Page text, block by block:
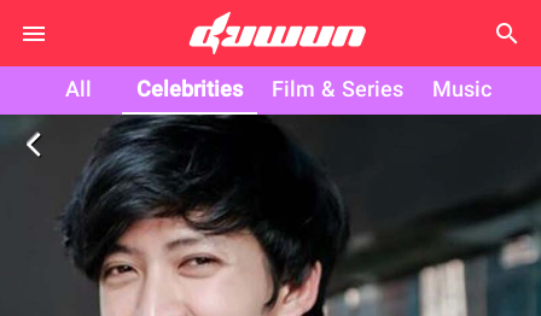
search
All Celebrities Film & Series Music
arrow_back_ios